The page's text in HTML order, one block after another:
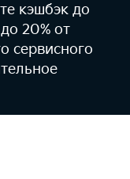
кэшбэк до
20% от
сервисного